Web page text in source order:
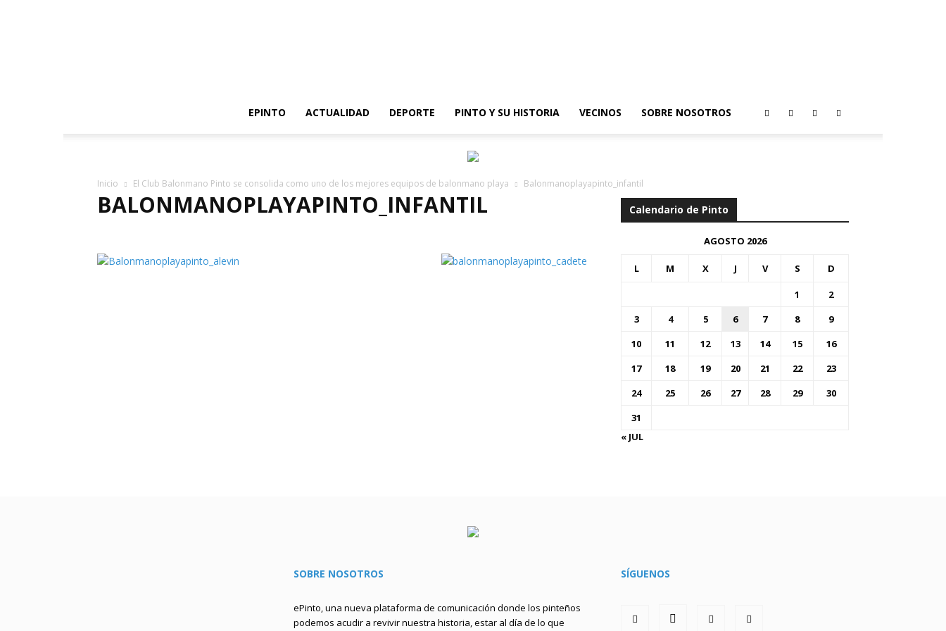
EPINTO
ACTUALIDAD DEPORTE PINTO Y SU HISTORIA VECINOS SOBRE NOSOTROS
Inicio El Club Balonmano Pinto se consolida como uno de los mejores equipos de balonmano playa Balonmanoplayapinto_infantil
BALONMANOPLAYAPINTO_INFANTIL Calendario de Pinto
AGOSTO 2026
L M X J V S D
1
2
3
4 5 6 7 8
9
10
11 12 13 14 15
16
17
18 19 20 21 22
23
24
25 26 27 28 29
30
31
« JUL
SOBRE NOSOTROS
ePinto, una nueva plataforma de comunicación donde los pinteños
podemos acudir a revivir nuestra historia, estar al día de lo que
SÍGUENOS